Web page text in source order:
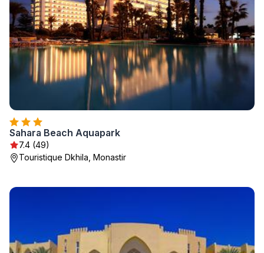
Sahara Beach Aquapark
7.4 (49)
Touristique Dkhila, Monastir